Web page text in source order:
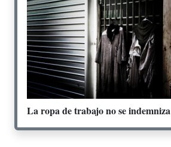
La ropa de trabajo no se indemniza